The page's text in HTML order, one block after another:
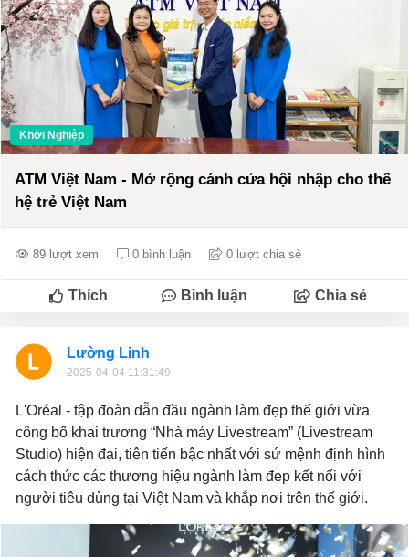
Khởi Nghiệp
ATM Việt Nam - Mở rộng cánh cửa hội nhập cho thế
hệ trẻ Việt Nam
89 lượt xem 0 bình luận 0 lượt chia sẻ
Thích Bình luận Chia sẻ
Lường Linh
2025-04-04 11:31:49
L'Oréal - tập đoàn dẫn đầu ngành làm đẹp thế giới vừa
công bố khai trương “Nhà máy Livestream” (Livestream
Studio) hiện đại, tiên tiến bậc nhất với sứ mệnh định hình
cách thức các thương hiệu ngành làm đẹp kết nối với
người tiêu dùng tại Việt Nam và khắp nơi trên thế giới.